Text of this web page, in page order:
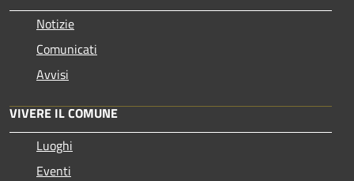
Notizie
Comunicati
Avvisi
VIVERE IL COMUNE
Luoghi
Eventi